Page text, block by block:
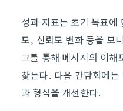
성과 지표는 초기 목표에
도, 신뢰도 변화 등을 모
그를 통해 메시지의 이해
찾는다. 다음 간담회에
과 형식을 개선한다.